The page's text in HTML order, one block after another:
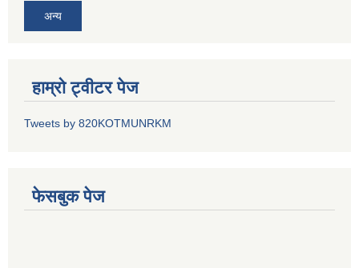
अन्य
हाम्रो ट्वीटर पेज
Tweets by 820KOTMUNRKM
फेसबुक पेज